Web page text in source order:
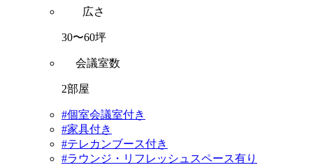
広さ
30〜60坪
会議室数
2部屋
#個室会議室付き
#家具付き
#テレカンブース付き
#ラウンジ・リフレッシュスペース有り